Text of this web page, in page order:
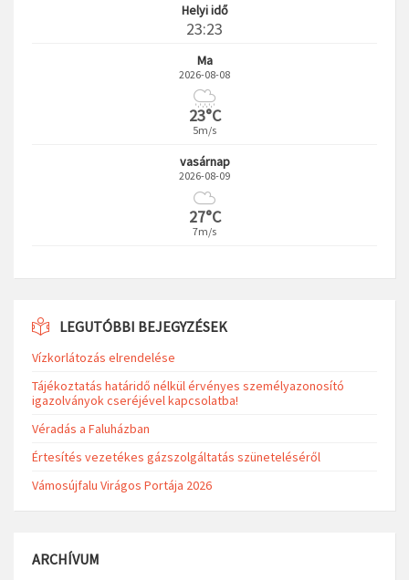
Helyi idő
23:23
Ma
2026-08-08
23°C
5m/s
vasárnap
2026-08-09
27°C
7m/s
LEGUTÓBBI BEJEGYZÉSEK
Vízkorlátozás elrendelése
Tájékoztatás határidő nélkül érvényes személyazonosító
igazolványok cseréjével kapcsolatba!
Véradás a Faluházban
Értesítés vezetékes gázszolgáltatás szüneteléséről
Vámosújfalu Virágos Portája 2026
ARCHÍVUM